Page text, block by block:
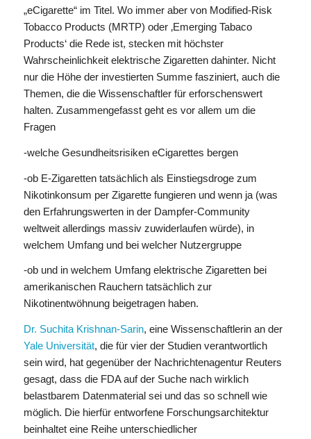
„eCigarette“ im Titel. Wo immer aber von Modified-Risk
Tobacco Products (MRTP) oder ‚Emerging Tabaco
Products‘ die Rede ist, stecken mit höchster
Wahrscheinlichkeit elektrische Zigaretten dahinter. Nicht
nur die Höhe der investierten Summe fasziniert, auch die
Themen, die die Wissenschaftler für erforschenswert
halten. Zusammengefasst geht es vor allem um die
Fragen
-welche Gesundheitsrisiken eCigarettes bergen
-ob E-Zigaretten tatsächlich als Einstiegsdroge zum
Nikotinkonsum per Zigarette fungieren und wenn ja (was
den Erfahrungswerten in der Dampfer-Community
weltweit allerdings massiv zuwiderlaufen würde), in
welchem Umfang und bei welcher Nutzergruppe
-ob und in welchem Umfang elektrische Zigaretten bei
amerikanischen Rauchern tatsächlich zur
Nikotinentwöhnung beigetragen haben.
Dr. Suchita Krishnan-Sarin, eine Wissenschaftlerin an der
Yale Universität, die für vier der Studien verantwortlich
sein wird, hat gegenüber der Nachrichtenagentur Reuters
gesagt, dass die FDA auf der Suche nach wirklich
belastbarem Datenmaterial sei und das so schnell wie
möglich. Die hierfür entworfene Forschungsarchitektur
beinhaltet eine Reihe unterschiedlicher